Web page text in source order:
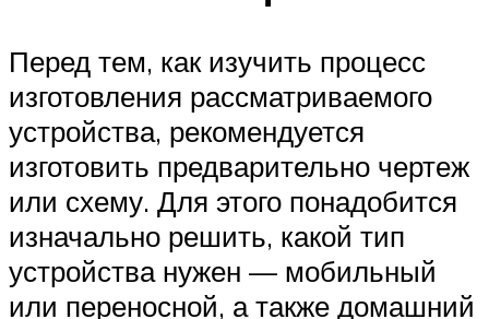
Перед тем, как изучить процесс
изготовления рассматриваемого
устройства, рекомендуется
изготовить предварительно чертеж
или схему. Для этого понадобится
изначально решить, какой тип
устройства нужен — мобильный
или переносной, а также домашний